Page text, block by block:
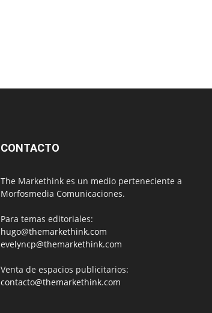
CONTACTO
The Markethink es un medio perteneciente a
Morfosmedia Comunicaciones.
Para temas editoriales:
hugo@themarkethink.com
evelyncp@themarkethink.com
Venta de espacios publicitarios:
contacto@themarkethink.com